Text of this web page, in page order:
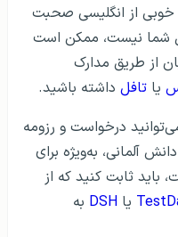
خوبی از انگلیسی صحبت
شما نیست، ممکن است
از طریق مدارک
یا تافل داشته باشید.
درخواست و رزومه
آلمانی، به‌ویژه برای
باید ثابت کنید که از
یا DSH به